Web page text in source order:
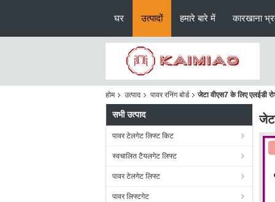
घर उत्पादों हमारे बारे में कारखाना
होम उत्पाद पावर रनिंग बोर्ड जेटा वीएस7 के लिए एलईडी
सभी उत्पाद
पावर टेलगेट लिफ्ट किट
स्वचालित टैयलगेट लिफ्ट
पावर टेलगेट लिफ्ट
पावर लिफ्टगेट